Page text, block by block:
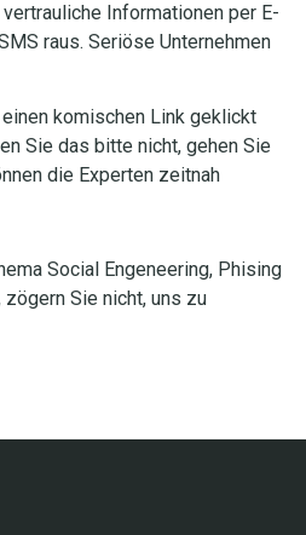
Informationen per E-
raus. Seriöse Unternehmen
komischen Link geklickt
Sie das bitte nicht, gehen Sie
die Experten zeitnah
Social Engeneering, Phising
Sie nicht, uns zu